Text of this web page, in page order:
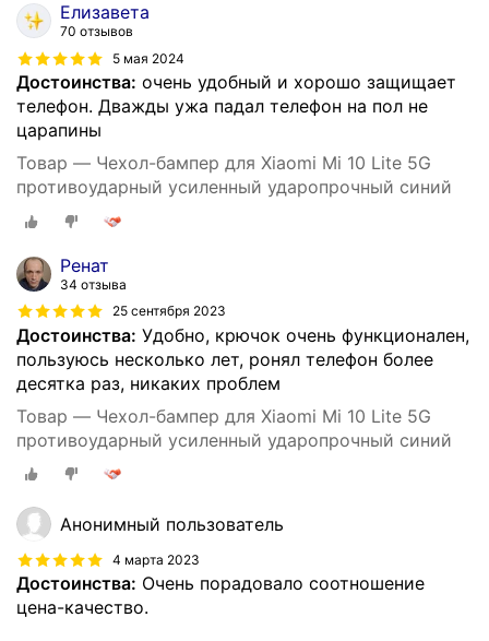
Елизавета
70 отзывов
5 мая 2024
Достоинства: очень удобный и хорошо защищает
телефон. Дважды ужа падал телефон на пол не
царапины
Товар — Чехол-бампер для Xiaomi Mi 10 Lite 5G
противоударный усиленный ударопрочный синий
Ренат
34 отзыва
25 сентября 2023
Достоинства: Удобно, крючок очень функционален,
пользуюсь несколько лет, ронял телефон более
десятка раз, никаких проблем
Товар — Чехол-бампер для Xiaomi Mi 10 Lite 5G
противоударный усиленный ударопрочный синий
Анонимный пользователь
4 марта 2023
Достоинства: Очень порадовало соотношение
цена-качество.